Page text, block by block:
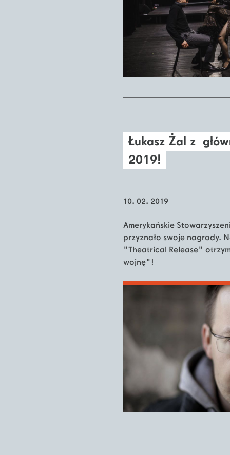
Łukasz Żal z
2019!
10. 02. 2019
Amerykańskie
przyznało swoje nagrody.
"Theatrical Release"
wojnę"!